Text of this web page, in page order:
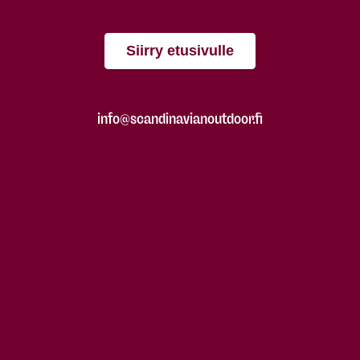
Siirry etusivulle
info@scandinavianoutdoor.fi